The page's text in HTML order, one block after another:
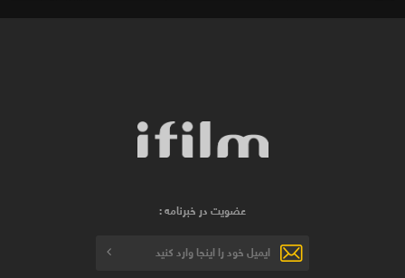
عضویت در خبرنامه :